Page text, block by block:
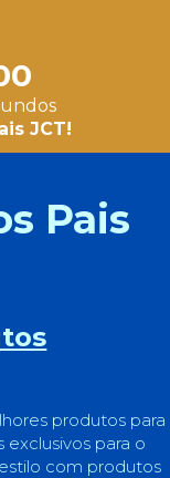
JCT!
Pais
produtos para
para o
com produtos